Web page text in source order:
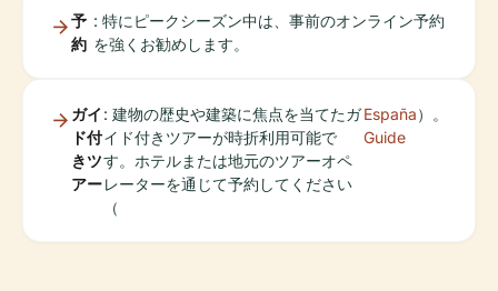
予
約
: 特にピークシーズン中は、事前のオンライン予約
を強くお勧めします。
ガイ
ド付
きツ
アー
: 建物の歴史や建築に焦点を当てたガ
イド付きツアーが時折利用可能で
す。ホテルまたは地元のツアーオペ
レーターを通じて予約してください
（
España
Guide
）。